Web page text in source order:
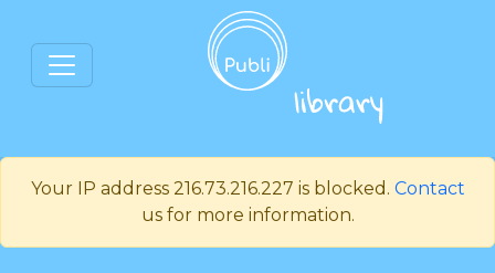
Your IP address 216.73.216.227 is blocked. Contact
us for more information.